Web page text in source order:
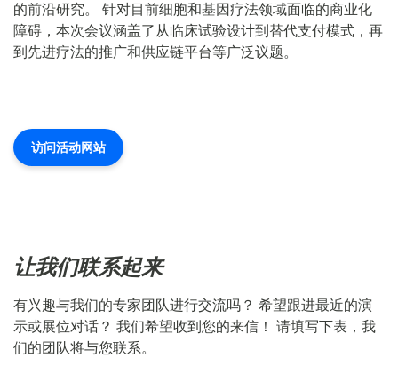
的前沿研究。 针对目前细胞和基因疗法领域面临的商业化
障碍，本次会议涵盖了从临床试验设计到替代支付模式，再
到先进疗法的推广和供应链平台等广泛议题。
访问活动网站
让我们联系起来
有兴趣与我们的专家团队进行交流吗？ 希望跟进最近的演
示或展位对话？ 我们希望收到您的来信！ 请填写下表，我
们的团队将与您联系。